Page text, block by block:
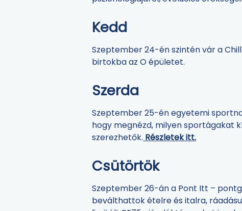
Kedd
Szeptember 24-én szintén vár a
birtokba az O épületet.
Szerda
Szeptember 25-én egyetemi
hogy megnézd, milyen sportágakat
szerezhetők. Részletek itt.
Csütörtök
Szeptember 26-án a Pont Itt –
beválthattok ételre és italra,